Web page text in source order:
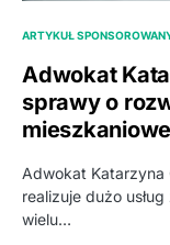
ARTYKUŁ
Adwokat
sprawy o
mieszkaniowe
Adwokat Katarzyna
realizuje dużo
wielu…